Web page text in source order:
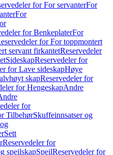
for For servanterFor
For
for BenkeplaterFor
for For toppmontert
servant firkantetReservedeler
SideskapReservedeler for
for Lave sideskapHøye
skapReservedeler for
for HengeskapAndre
for
TilbehørSkuffeinnsatser og
Sett
Reservedeler for
speilskapSpeilReservedeler for